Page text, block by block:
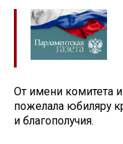
От имени комитета
пожелала юбиляру
и благополучия.